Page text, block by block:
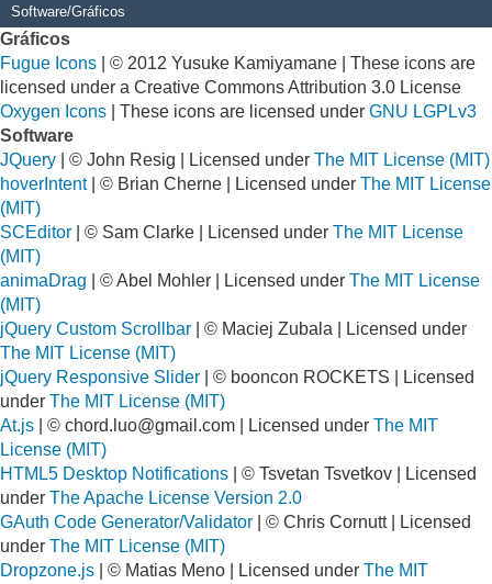
Software/Gráficos
Gráficos
Fugue Icons | © 2012 Yusuke Kamiyamane | These icons are
licensed under a Creative Commons Attribution 3.0 License
Oxygen Icons | These icons are licensed under GNU LGPLv3
Software
JQuery | © John Resig | Licensed under The MIT License (MIT)
hoverIntent| © Brian Cherne | Licensed under The MIT License
(MIT)
SCEditor | © Sam Clarke | Licensed under The MIT License
(MIT)
animaDrag | © Abel Mohler | Licensed under The MIT License
(MIT)
jQuery Custom Scrollbar | © Maciej Zubala | Licensed under
The MIT License (MIT)
jQuery Responsive Slider | © booncon ROCKETS | Licensed
under The MIT License (MIT)
At.js | © chord.luo@gmail.com | Licensed under The MIT
License (MIT)
HTML5 Desktop Notifications | © Tsvetan Tsvetkov | Licensed
under The Apache License Version 2.0
GAuth Code Generator/Validator | © Chris Cornutt | Licensed
under The MIT License (MIT)
Dropzone.js | © Matias Meno | Licensed under The MIT